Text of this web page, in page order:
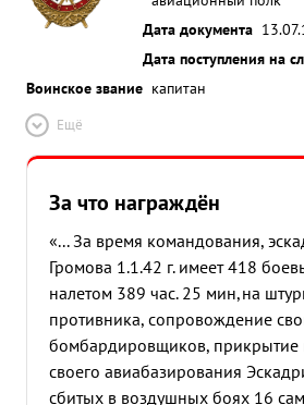
Дата документа
Дата поступления на
Воинское звание капитан
Ещё
За что награждён
«... За время командования,
Громова 1.1.42 г. имеет 418
налетом 389 час. 25 мин,на
противника, сопровождение
бомбардировщиков, прикрытие
своего авиабазирования
сбитых в воздушных боях 16